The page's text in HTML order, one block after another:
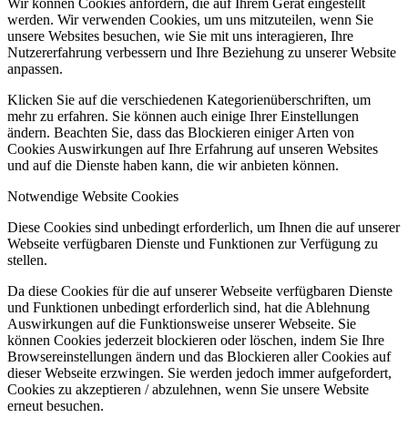
Wir können Cookies anfordern, die auf Ihrem Gerät eingestellt
werden. Wir verwenden Cookies, um uns mitzuteilen, wenn Sie
unsere Websites besuchen, wie Sie mit uns interagieren, Ihre
Nutzererfahrung verbessern und Ihre Beziehung zu unserer Website
anpassen.
Klicken Sie auf die verschiedenen Kategorienüberschriften, um
mehr zu erfahren. Sie können auch einige Ihrer Einstellungen
ändern. Beachten Sie, dass das Blockieren einiger Arten von
Cookies Auswirkungen auf Ihre Erfahrung auf unseren Websites
und auf die Dienste haben kann, die wir anbieten können.
Notwendige Website Cookies
Diese Cookies sind unbedingt erforderlich, um Ihnen die auf unserer
Webseite verfügbaren Dienste und Funktionen zur Verfügung zu
stellen.
Da diese Cookies für die auf unserer Webseite verfügbaren Dienste
und Funktionen unbedingt erforderlich sind, hat die Ablehnung
Auswirkungen auf die Funktionsweise unserer Webseite. Sie
können Cookies jederzeit blockieren oder löschen, indem Sie Ihre
Browsereinstellungen ändern und das Blockieren aller Cookies auf
dieser Webseite erzwingen. Sie werden jedoch immer aufgefordert,
Cookies zu akzeptieren / abzulehnen, wenn Sie unsere Website
erneut besuchen.